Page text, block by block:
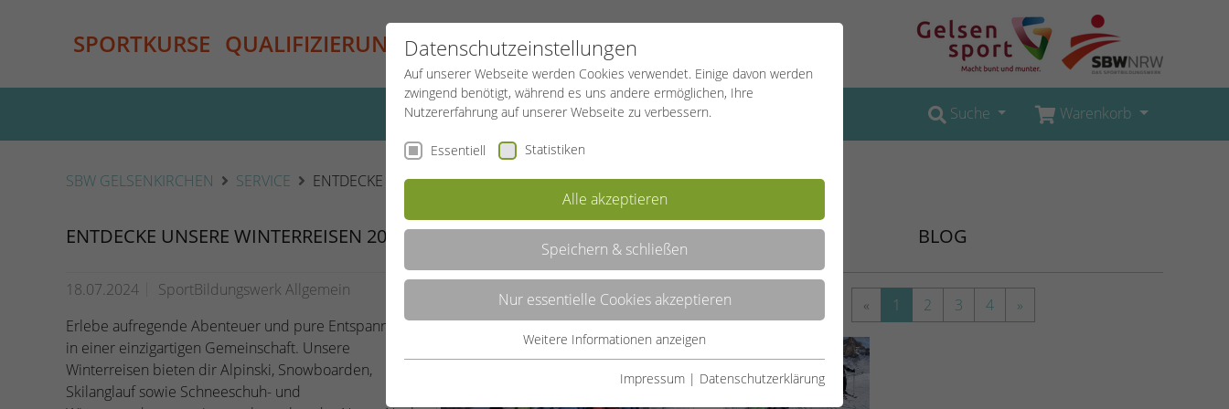
SPORTKURSE QUALIFIZIERUNG PROJEKTE SPORTREISEN
Suche Warenkorb
SBW GELSENKIRCHEN SERVICE ENTDECKE UNSERE WINTERREISEN 2024/25
ENTDECKE UNSERE WINTERREISEN 2024/25
18.07.2024
SportBildungswerk Allgemein
Erlebe aufregende Abenteuer und pure Entspannung
in einer einzigartigen Gemeinschaft. Unsere
Winterreisen bieten dir Alpinski, Snowboarden,
Skilanglauf sowie Schneeschuh- und
BLOG
« 1 2 3 4 »
Datenschutzeinstellungen
Auf unserer Webseite werden Cookies verwendet. Einige davon werden
zwingend benötigt, während es uns andere ermöglichen, Ihre
Nutzererfahrung auf unserer Webseite zu verbessern.
Essentiell Statistiken
Alle akzeptieren
Speichern & schließen
Nur essentielle Cookies akzeptieren
Essentielle Cookies werden für grundlegende Funktionen der
Weitere Informationen anzeigen
Impressum | Datenschutzerklärung